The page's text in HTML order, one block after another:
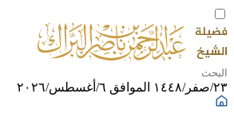
٢٣/صفر/١٤٤٨ الموافق ٦/أغسطس/٢٠٢٦